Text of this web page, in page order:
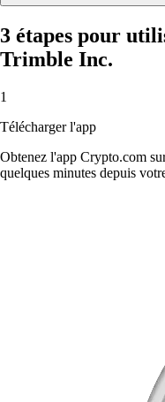
3 étapes pour
Trimble Inc.
1
Télécharger l'app
Obtenez l'app Crypto.com
quelques minutes depuis